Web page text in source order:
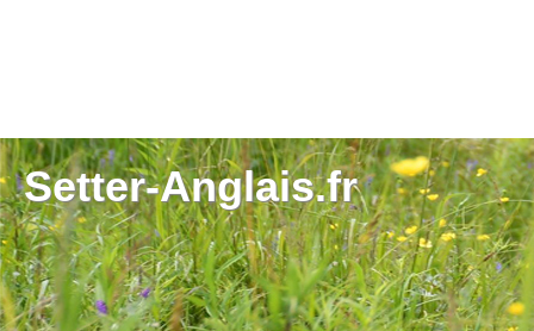
Setter-Anglais.fr